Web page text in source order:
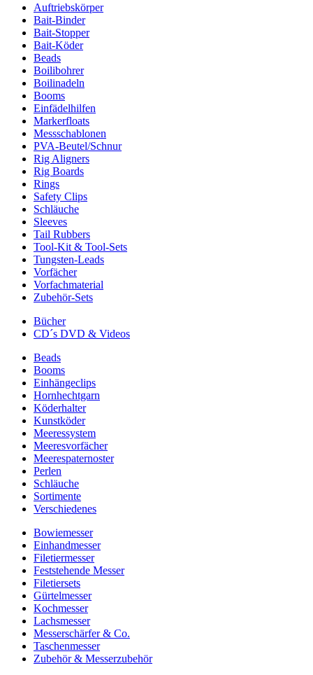
Auftriebskörper
Bait-Binder
Bait-Stopper
Bait-Köder
Beads
Boilibohrer
Boilinadeln
Booms
Einfädelhilfen
Markerfloats
Messschablonen
PVA-Beutel/Schnur
Rig Aligners
Rig Boards
Rings
Safety Clips
Schläuche
Sleeves
Tail Rubbers
Tool-Kit & Tool-Sets
Tungsten-Leads
Vorfächer
Vorfachmaterial
Zubehör-Sets
Bücher
CD´s DVD & Videos
Beads
Booms
Einhängeclips
Hornhechtgarn
Köderhalter
Kunstköder
Meeressystem
Meeresvorfächer
Meerespaternoster
Perlen
Schläuche
Sortimente
Verschiedenes
Bowiemesser
Einhandmesser
Filetiermesser
Feststehende Messer
Filetiersets
Gürtelmesser
Kochmesser
Lachsmesser
Messerschärfer & Co.
Taschenmesser
Zubehör & Messerzubehör